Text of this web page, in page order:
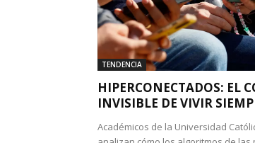
TENDENCIA
HIPERCONECTADOS: EL
INVISIBLE DE VIVIR
Académicos de la Universidad